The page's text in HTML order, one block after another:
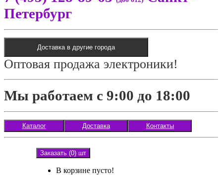
Петербург
Доставка в другие города
Оптовая продажа электроники!
Мы работаем с 9:00 до 18:00
Каталог Доставка Контакты
Заказать (0) шт
В корзине пусто!